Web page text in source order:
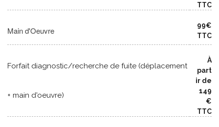
TTC
Main d'Oeuvre
99€
TTC
Forfait diagnostic/recherche de fuite (déplacement
+ main d'oeuvre)
À
part
ir de
149
€
TTC